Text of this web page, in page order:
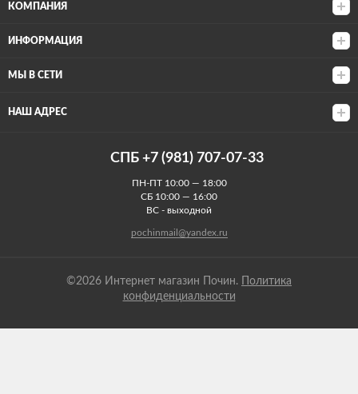
КОМПАНИЯ
ИНФОРМАЦИЯ
МЫ В СЕТИ
НАШ АДРЕС
СПБ +7 (981) 707-07-33
ПН-ПТ 10:00 — 18:00
СБ 10:00 — 16:00
ВС - выходной
pochinmail@yandex.ru
©2026 Интернет магазин Почин.
Политика
конфиденциальности